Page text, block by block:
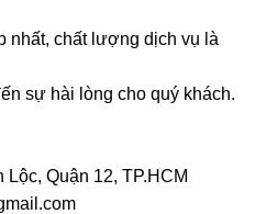
nhất, chất lượng dịch vụ là
sự hài lòng cho quý khách.
Quận 12, TP.HCM